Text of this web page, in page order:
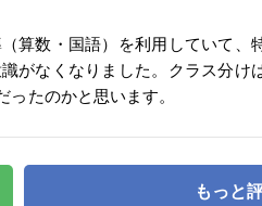
算数・国語）を利用していて、
がなくなりました。クラス分
たのかと思います。
もっと